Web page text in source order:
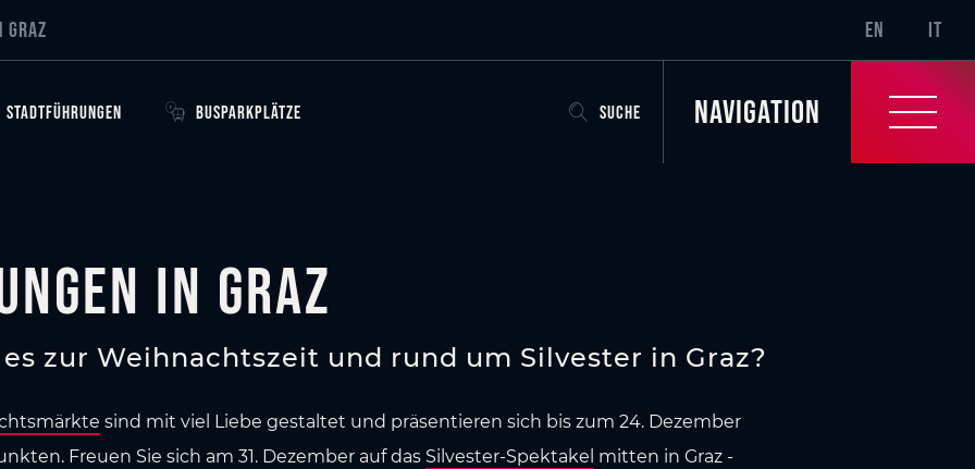
GRAZ SR-
EN IT
STADTFÜHRUNGEN BUSPARKPLÄTZE SUCHE Navigation
in Graz
zur Weihnachtszeit und rund um Silvester in Graz?
sind mit viel Liebe gestaltet und präsentieren sich bis zum 24. Dezember
Freuen Sie sich am 31. Dezember auf das Silvester-Spektakel mitten in Graz -